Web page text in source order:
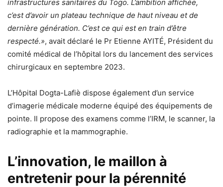
— Présidence Togolaise/Togolese Presidency
(@PresidenceTg)January 27, 2025
infrastructures sanitaires du Togo. L’ambition affichée,
c’est d’avoir un plateau technique de haut niveau et de
dernière génération. C’est ce qui est en train d’être
respecté.», avait déclaré le Pr Etienne AYITÉ, Président du
comité médical de l’hôpital lors du lancement des services
chirurgicaux en septembre 2023.
L’Hôpital Dogta-Lafiè dispose également d’un service
d’imagerie médicale moderne équipé des équipements de
pointe. Il propose des examens comme l’IRM, le scanner, la
radiographie et la mammographie.
L’innovation, le maillon à
entretenir pour la pérennité